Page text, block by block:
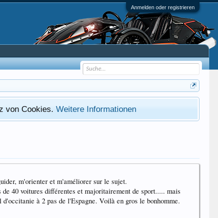
Anmelden oder registrieren
von Cookies.Weitere Informationen
m'orienter et m'améliorer sur le sujet.
40 voitures différentes et majoritairement de sport..... mais
à 2 pas de l'Espagne. Voilà en gros le bonhomme.